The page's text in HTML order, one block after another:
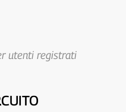
utenti registrati